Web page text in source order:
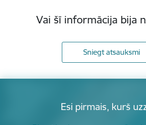
Vai šī informācija bija
Sniegt atsauksmi
Esi pirmais, kurš